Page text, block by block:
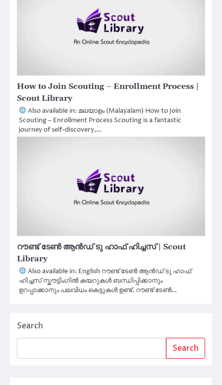
How to Join Scouting – Enrollment Process |
Scout Library
Also available in: മലയാളം (Malayalam) How to Join
Scouting – Enrollment Process Scouting is a fantastic
journey of self-discovery,…
റൗണ്ട് ടേൺ ആൻഡ് ടു ഹാഫ് ഹിച്ചസ് | Scout
Library
Also available in: English റൗണ്ട് ടേൺ ആൻഡ് ടു ഹാഫ്
ഹിച്ചസ് സ്കൗട്ടിംഗിൽ കയറുകൾ ബന്ധിപ്പിക്കാനും
ഉറപ്പാക്കാനും പലവിധം കെട്ടുകൾ ഉണ്ട്. റൗണ്ട് ടേൺ…
Search
Search